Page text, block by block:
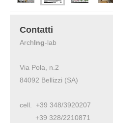
Contatti
ArchIng-lab
Via Pola, n.2
84092 Bellizzi (SA)
cell. +39 348/3920207
+39 328/2210871